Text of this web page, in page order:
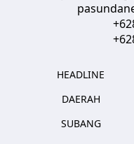
HEADLINE
DAERAH
SUBANG